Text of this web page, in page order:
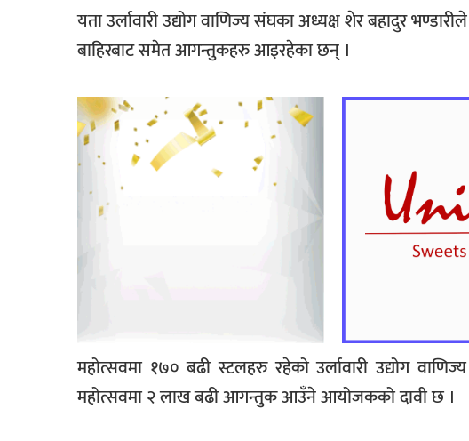
यता उर्लावारी उद्योग वाणिज्य संघका अध्यक्ष शेर बहादुर
बाहिरबाट समेत आगन्तुकहरु आइरहेका छन् ।
महोत्सवमा १७० बढी स्टलहरु रहेको उर्लावारी उद्योग
महोत्सवमा २ लाख बढी आगन्तुक आउँने आयोजकको दावी छ ।